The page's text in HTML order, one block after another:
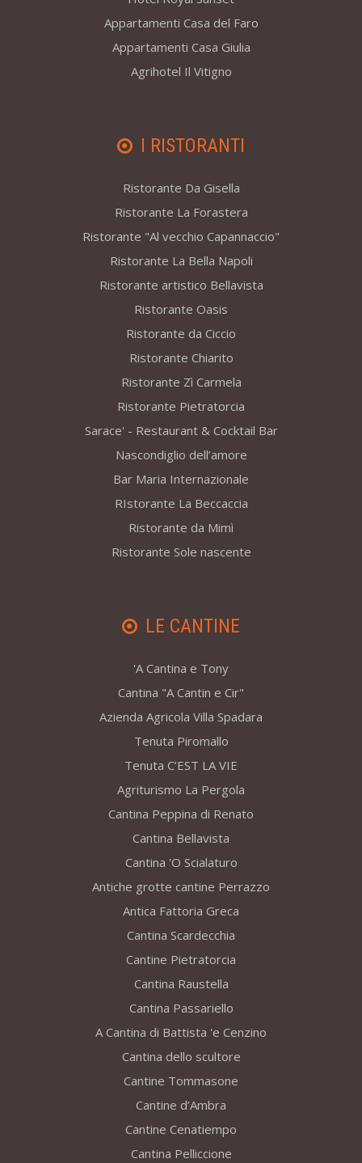
Appartamenti Casa del Faro
Appartamenti Casa Giulia
Agrihotel Il Vitigno
I RISTORANTI
Ristorante Da Gisella
Ristorante La Forastera
Ristorante "Al vecchio Capannaccio"
Ristorante La Bella Napoli
Ristorante artistico Bellavista
Ristorante Oasis
Ristorante da Ciccio
Ristorante Chiarito
Ristorante Zì Carmela
Ristorante Pietratorcia
Sarace' - Restaurant & Cocktail Bar
Nascondiglio dell’amore
Bar Maria Internazionale
RIstorante La Beccaccia
Ristorante da Mimì
Ristorante Sole nascente
LE CANTINE
'A Cantina e Tony
Cantina "A Cantin e Cir"
Azienda Agricola Villa Spadara
Tenuta Piromallo
Tenuta C’EST LA VIE
Agriturismo La Pergola
Cantina Peppina di Renato
Cantina Bellavista
Cantina 'O Scialaturo
Antiche grotte cantine Perrazzo
Antica Fattoria Greca
Cantina Scardecchia
Cantine Pietratorcia
Cantina Raustella
Cantina Passariello
A Cantina di Battista 'e Cenzino
Cantina dello scultore
Cantine Tommasone
Cantine d’Ambra
Cantine Cenatiempo
Cantina Pelliccione